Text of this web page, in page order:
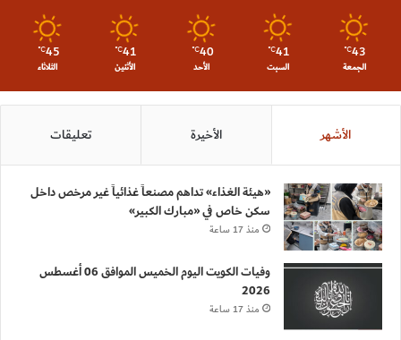
43
℃
الجمعة
41
℃
السبت
40
℃
الأحد
41
℃
الأثنين
45
℃
الثلاثاء
الأشهر الأخيرة تعليقات
«هيئة الغذاء» تداهم مصنعاً غذائياً غير مرخص داخل
سكن خاص في «مبارك الكبير»
منذ 17 ساعة
وفيات الكويت اليوم الخميس الموافق 06 أغسطس
2026
منذ 17 ساعة